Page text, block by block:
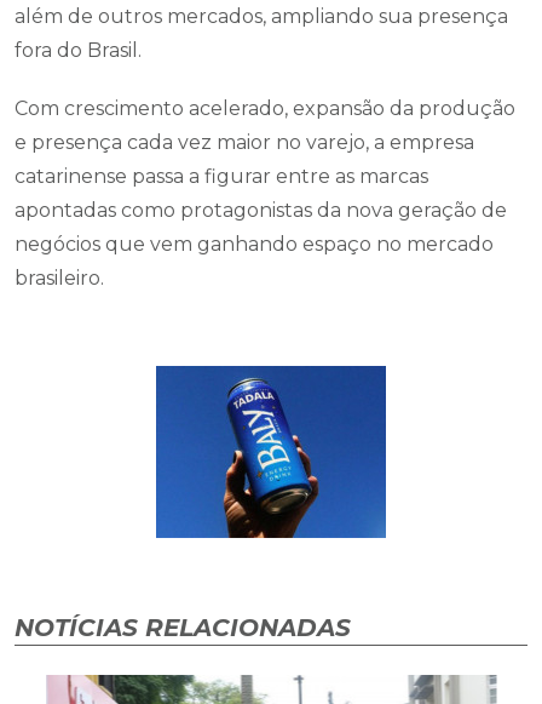
além de outros mercados, ampliando sua presença
fora do Brasil.
Com crescimento acelerado, expansão da produção
e presença cada vez maior no varejo, a empresa
catarinense passa a figurar entre as marcas
apontadas como protagonistas da nova geração de
negócios que vem ganhando espaço no mercado
brasileiro.
NOTÍCIAS RELACIONADAS